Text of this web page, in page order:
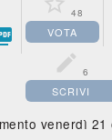
48
VOTA
 6
SCRIVI
venerdì